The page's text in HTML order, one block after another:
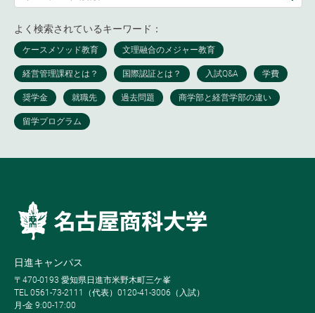
よく検索されているキーワード：
日進キャンパス
〒470-0193 愛知県日進市米野木町三ケ峯
TEL 0561-73-2111（代表）0120-41-3006（入試）
月-金 9:00-17:00